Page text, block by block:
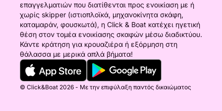
επαγγελματιών που διατίθενται προς ενοικίαση με ή
χωρίς skipper (ιστιοπλοϊκά, μηχανοκίνητα σκάφη,
καταμαράν, φουσκωτά), η Click & Boat κατέχει ηγετική
θέση στον τομέα ενοικίασης σκαφών μέσω διαδικτύου.
Κάντε κράτηση για κρουαζιέρα ή εξόρμηση στη
θάλασσα με μερικά απλά βήματα!
© Click&Boat 2026 - Με την επιφύλαξη παντός δικαιώματος